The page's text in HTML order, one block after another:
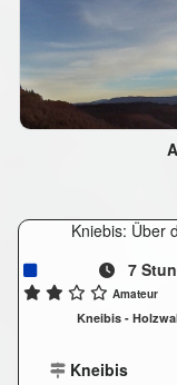
Kniebis: Über
7
Amateur
Kneibis -
Kneibis